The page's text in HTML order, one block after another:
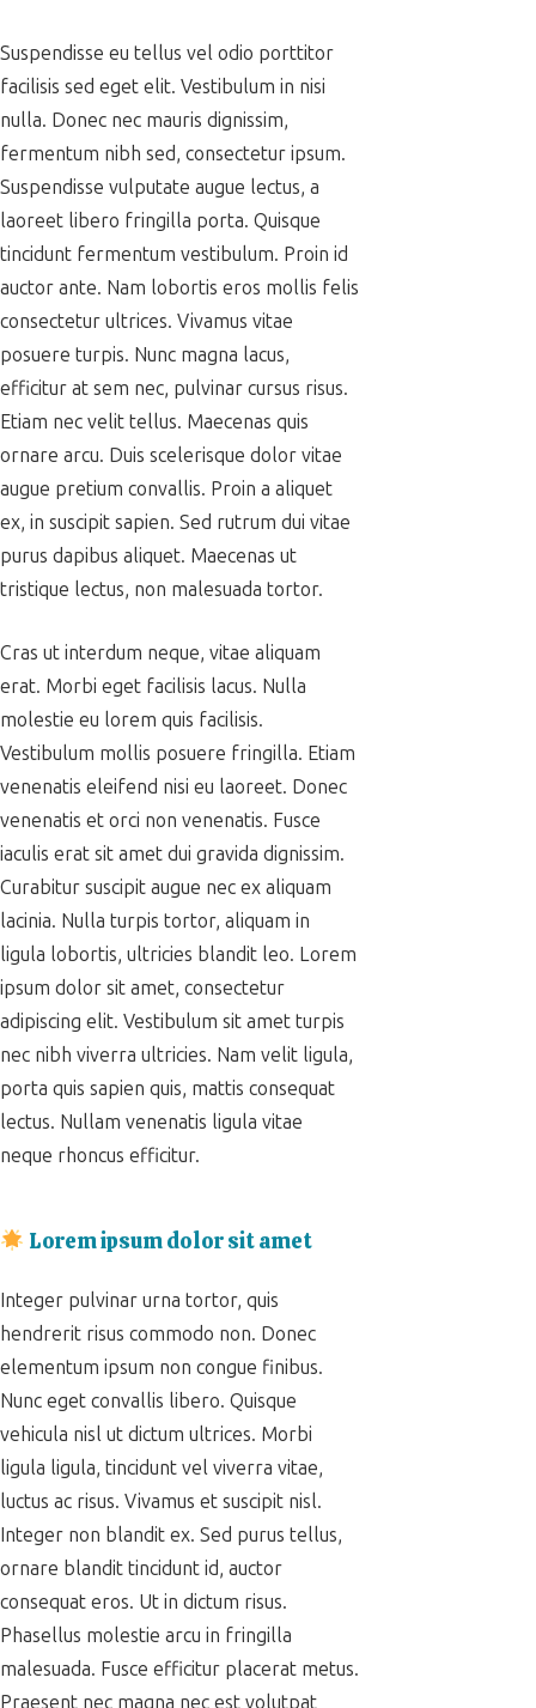
Suspendisse eu tellus vel odio porttitor
facilisis sed eget elit. Vestibulum in nisi
nulla. Donec nec mauris dignissim,
fermentum nibh sed, consectetur ipsum.
Suspendisse vulputate augue lectus, a
laoreet libero fringilla porta. Quisque
tincidunt fermentum vestibulum. Proin id
auctor ante. Nam lobortis eros mollis felis
consectetur ultrices. Vivamus vitae
posuere turpis. Nunc magna lacus,
efficitur at sem nec, pulvinar cursus risus.
Etiam nec velit tellus. Maecenas quis
ornare arcu. Duis scelerisque dolor vitae
augue pretium convallis. Proin a aliquet
ex, in suscipit sapien. Sed rutrum dui vitae
purus dapibus aliquet. Maecenas ut
tristique lectus, non malesuada tortor.
Cras ut interdum neque, vitae aliquam
erat. Morbi eget facilisis lacus. Nulla
molestie eu lorem quis facilisis.
Vestibulum mollis posuere fringilla. Etiam
venenatis eleifend nisi eu laoreet. Donec
venenatis et orci non venenatis. Fusce
iaculis erat sit amet dui gravida dignissim.
Curabitur suscipit augue nec ex aliquam
lacinia. Nulla turpis tortor, aliquam in
ligula lobortis, ultricies blandit leo. Lorem
ipsum dolor sit amet, consectetur
adipiscing elit. Vestibulum sit amet turpis
nec nibh viverra ultricies. Nam velit ligula,
porta quis sapien quis, mattis consequat
lectus. Nullam venenatis ligula vitae
neque rhoncus efficitur.
Lorem ipsum dolor sit amet
Integer pulvinar urna tortor, quis
hendrerit risus commodo non. Donec
elementum ipsum non congue finibus.
Nunc eget convallis libero. Quisque
vehicula nisl ut dictum ultrices. Morbi
ligula ligula, tincidunt vel viverra vitae,
luctus ac risus. Vivamus et suscipit nisl.
Integer non blandit ex. Sed purus tellus,
ornare blandit tincidunt id, auctor
consequat eros. Ut in dictum risus.
Phasellus molestie arcu in fringilla
malesuada. Fusce efficitur placerat metus.
Praesent nec magna nec est volutpat